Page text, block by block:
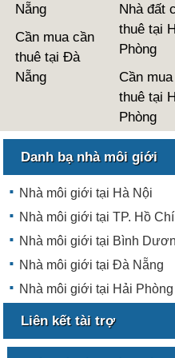
Nẵng
Cần mua cần
thuê tại Đà
Nẵng
Nhà đất
thuê tại
Phòng
Cần
thuê tại
Phòng
Danh bạ nhà môi giới
Nhà môi giới tại Hà Nội
Nhà môi giới tại TP. Hồ
Nhà môi giới tại Bình
Nhà môi giới tại Đà Nẵng
Nhà môi giới tại Hải Phòng
Liên kết tài trợ